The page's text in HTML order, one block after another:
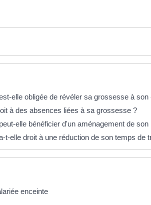
elle obligée de révéler sa grossesse à son
à des absences liées à sa grossesse ?
elle bénéficier d'un aménagement de
t-elle droit à une réduction de son temps de
enceinte